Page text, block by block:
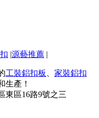
|源藝推薦 |
工裝鋁扣板
家裝鋁扣
生產！
東區16路9號之三